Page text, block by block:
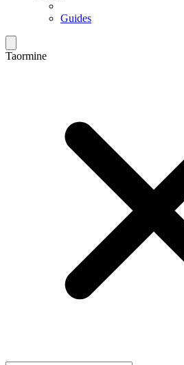
Guides
Taormine